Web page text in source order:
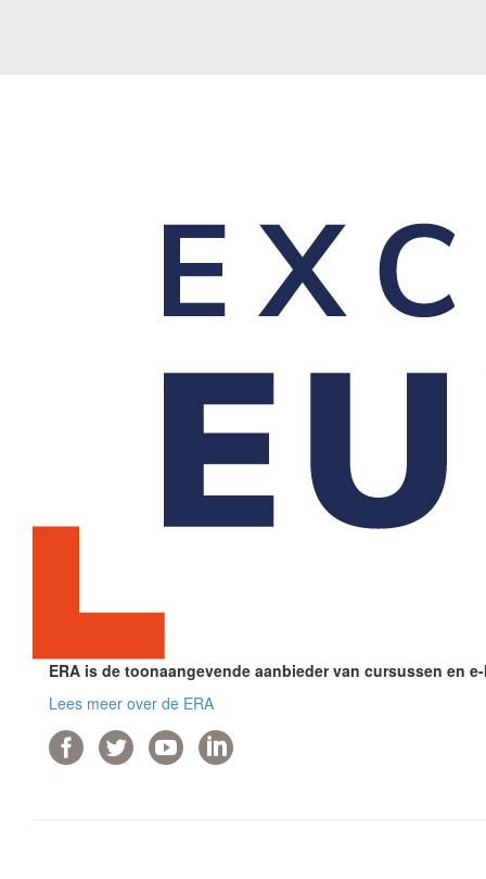
ERA is de toonaangevende aanbieder van cursussen en
Lees meer over de ERA